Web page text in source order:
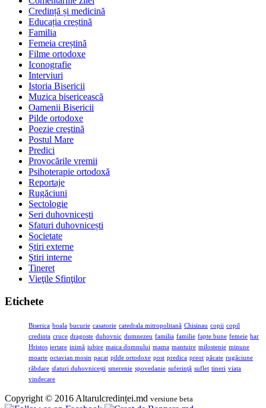
Credință și medicină
Educația creștină
Familia
Femeia creștină
Filme ortodoxe
Iconografie
Interviuri
Istoria Bisericii
Muzica bisericească
Oamenii Bisericii
Pilde ortodoxe
Poezie creştină
Postul Mare
Predici
Provocările vremii
Psihoterapie ortodoxă
Reportaje
Rugăciuni
Sectologie
Seri duhovnicești
Sfaturi duhovnicești
Societate
Știri externe
Ştiri interne
Tineret
Vieţile Sfinţilor
Etichete
Biserica boala bucurie casatorie catedrala mitropolitană Chisinau copii copil
credinta cruce dragoste duhovnic dumnezeu familia familie fapte bune femeie har
Hristos iertare inimă iubire maica domnului mama mantuire milostenie minune
moarte octavian mosin pacat pilde ortodoxe post predica preot păcate rugăciune
răbdare sfaturi duhovnicești smerenie spovedanie suferinţă suflet tineri viata
vindecare
Copyright © 2016 Altarulcredinței.md versiune beta